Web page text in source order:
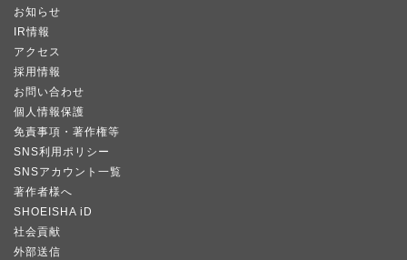
お知らせ
IR情報
アクセス
採用情報
お問い合わせ
個人情報保護
免責事項・著作権等
SNS利用ポリシー
SNSアカウント一覧
著作者様へ
SHOEISHA iD
社会貢献
外部送信